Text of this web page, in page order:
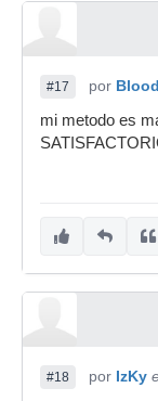
#17 por
mi metodo es
#18 por IzKy